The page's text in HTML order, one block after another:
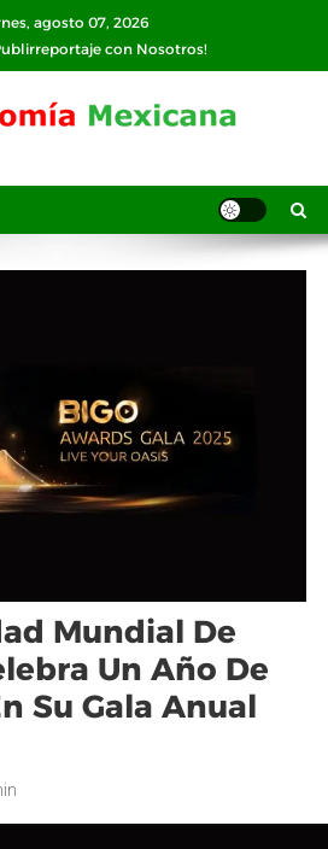
agosto 07, 2026
con Nosotros!
Mundial De
Un Año De
Su Gala Anual